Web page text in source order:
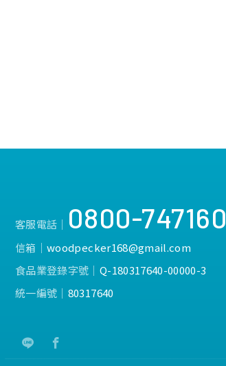
客服電話│ 0800-747160
信箱│woodpecker168@gmail.com
食品業登錄字號│ Q-180317640-00000-3
統一編號│ 80317640